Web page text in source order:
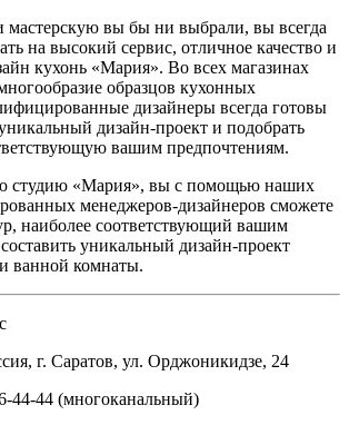
вы бы ни выбрали, вы всегда
на высокий сервис, отличное качество и
кухонь «Мария». Во всех магазинах
образцов кухонных
дизайнеры всегда готовы
дизайн-проект и подобрать
вашим предпочтениям.
студию «Мария», вы с помощью наших
менеджеров-дизайнеров сможете
наиболее соответствующий вашим
уникальный дизайн-проект
ванной комнаты.
г. Саратов, ул. Орджоникидзе, 24
44-44 (многоканальный)